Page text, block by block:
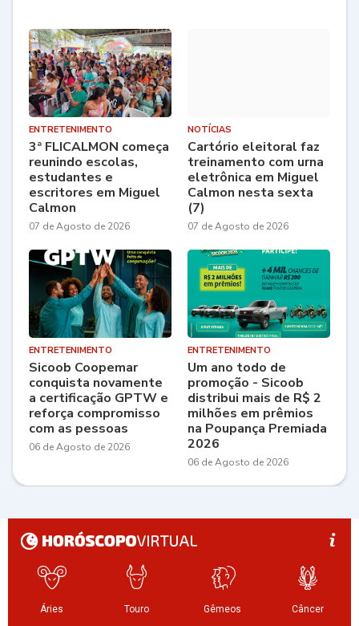
ENTRETENIMENTO
3ª FLICALMON começa
reunindo escolas,
estudantes e
escritores em Miguel
Calmon
07 de Agosto de 2026
NOTÍCIAS
Cartório eleitoral faz
treinamento com urna
eletrônica em Miguel
Calmon nesta sexta
(7)
07 de Agosto de 2026
ENTRETENIMENTO
Sicoob Coopemar
conquista novamente
a certificação GPTW e
reforça compromisso
com as pessoas
06 de Agosto de 2026
ENTRETENIMENTO
Um ano todo de
promoção - Sicoob
distribui mais de R$ 2
milhões em prêmios
na Poupança Premiada
2026
06 de Agosto de 2026